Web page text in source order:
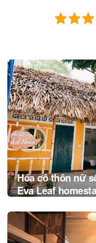
Post
navigation
Hóa cô thôn nữ
Eva Leaf